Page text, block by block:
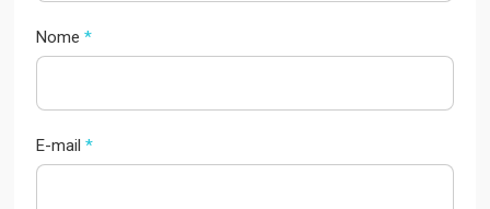
Nome*
E-mail*